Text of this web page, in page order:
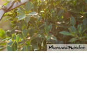
PhanuwatNandee